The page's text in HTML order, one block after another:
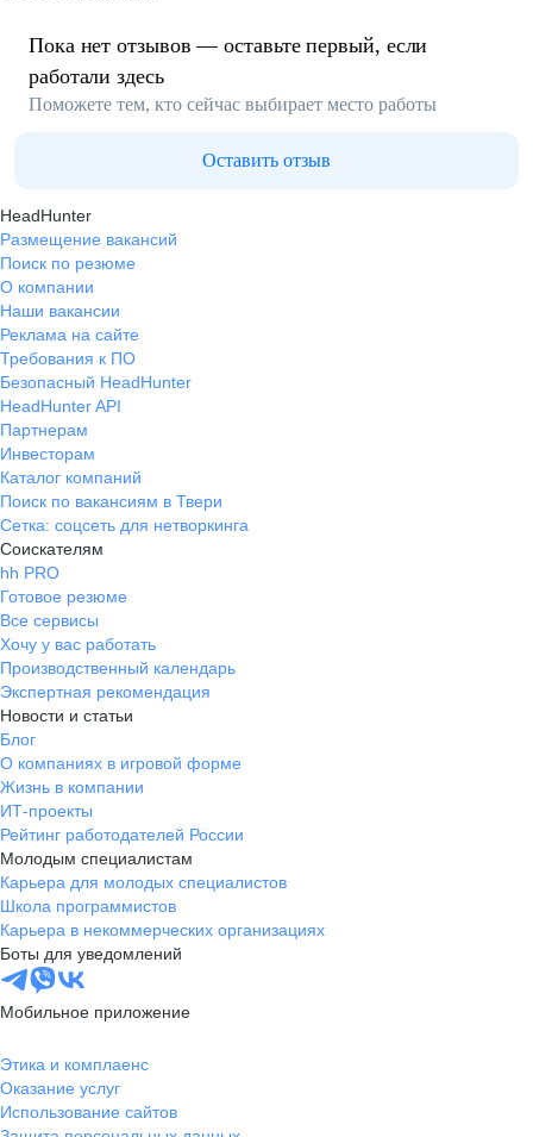
Пока нет отзывов — оставьте первый, если
работали здесь
Поможете тем, кто сейчас выбирает место работы
Оставить отзыв
HeadHunter
Размещение вакансий
Поиск по резюме
О компании
Наши вакансии
Реклама на сайте
Требования к ПО
Безопасный HeadHunter
HeadHunter API
Партнерам
Инвесторам
Каталог компаний
Поиск по вакансиям в Твери
Сетка: соцсеть для нетворкинга
Соискателям
hh PRO
Готовое резюме
Все сервисы
Хочу у вас работать
Производственный календарь
Экспертная рекомендация
Новости и статьи
Блог
О компаниях в игровой форме
Жизнь в компании
ИТ-проекты
Рейтинг работодателей России
Молодым специалистам
Карьера для молодых специалистов
Школа программистов
Карьера в некоммерческих организациях
Боты для уведомлений
Мобильное приложение
Этика и комплаенс
Оказание услуг
Использование сайтов